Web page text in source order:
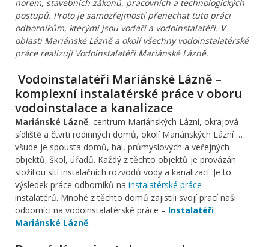
norem, stavebních zákonů, pracovních a technologických
postupů. Proto je samozřejmostí přenechat tuto práci
odborníkům, kterými jsou vodaři a vodoinstalatéři. V
oblasti Mariánské Lázně a okolí všechny vodoinstalatérské
práce realizují Vodoinstalatéři Mariánské Lázně.
Vodoinstalatéři Mariánské Lázně –
komplexní instalatérské práce v oboru
vodoinstalace a kanalizace
Mariánské Lázně, centrum Mariánských Lázní, okrajová
sídliště a čtvrti rodinných domů, okolí Mariánských Lázní …
všude je spousta domů, hal, průmyslových a veřejných
objektů, škol, úřadů. Každý z těchto objektů je provázán
složitou sítí instalačních rozvodů vody a kanalizací. Je to
výsledek práce odborníků na instalatérské práce –
instalatérů. Mnohé z těchto domů zajistili svojí prací naši
odborníci na vodoinstalatérské práce – Instalatéři
Mariánské Lázně.